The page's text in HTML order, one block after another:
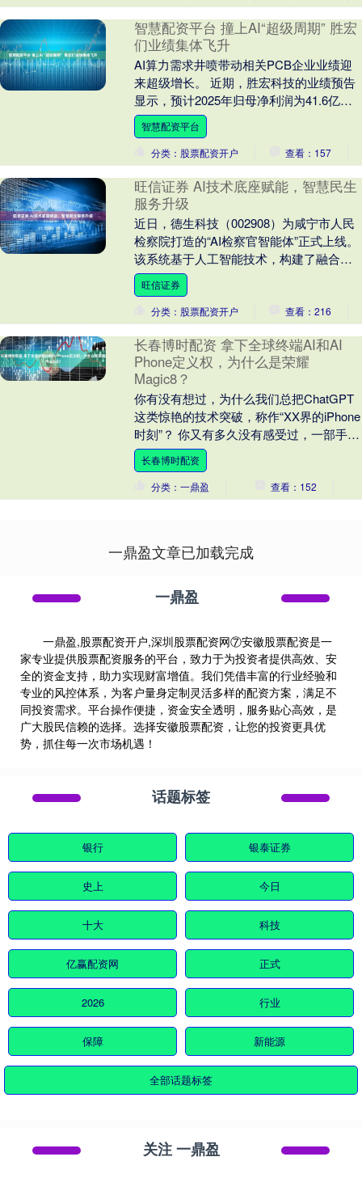
智慧配资平台 撞上AI“超级周期” 胜宏
们业绩集体飞升
AI算力需求井喷带动相关PCB企业业绩迎
来超级增长。 近期，胜宏科技的业绩预告
显示，预计2025年归母净利润为41.6亿元
至45.6亿元 ，同比暴增260.35....
智慧配资平台
分类：股票配资开户
查看：157
旺信证券 AI技术底座赋能，智慧民生
服务升级
近日，德生科技（002908）为咸宁市人民
检察院打造的“AI检察官智能体”正式上线。
该系统基于人工智能技术，构建了融合法
律法规、典型案例与业务知识的权威知识
库，....
旺信证券
分类：股票配资开户
查看：216
长春博时配资 拿下全球终端AI和AI
Phone定义权，为什么是荣耀
Magic8？
你有没有想过，为什么我们总把ChatGPT
这类惊艳的技术突破，称作“XX界的iPhone
时刻”？ 你又有多久没有感受过，一部手机
能像2010年的iPhone 4....
长春博时配资
分类：一鼎盈
查看：152
一鼎盈文章已加载完成
一鼎盈
一鼎盈,股票配资开户,深圳股票配资网⑦安徽股票配资是一
家专业提供股票配资服务的平台，致力于为投资者提供高效、安
全的资金支持，助力实现财富增值。我们凭借丰富的行业经验和
专业的风控体系，为客户量身定制灵活多样的配资方案，满足不
同投资需求。平台操作便捷，资金安全透明，服务贴心高效，是
广大股民信赖的选择。选择安徽股票配资，让您的投资更具优
势，抓住每一次市场机遇！
话题标签
银行 银泰证券
史上 今日
十大 科技
亿赢配资网 正式
2026 行业
保障 新能源
全部话题标签
关注 一鼎盈